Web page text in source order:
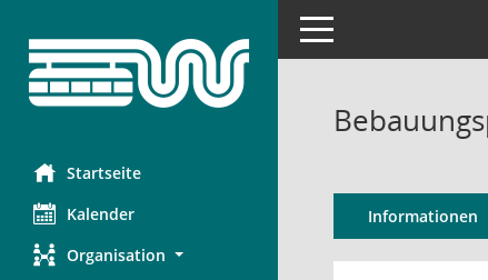
Startseite
Kalender
Organisation
Toggle navigation
Informationen